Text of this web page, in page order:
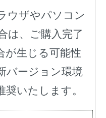
ウザやパソコン
は、ご購入完了
が生じる可能性
バージョン環境
いたします。